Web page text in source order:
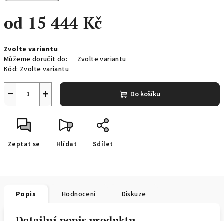
od 15 444 Kč
cena:
Zvolte variantu
Můžeme doručit do:
Zvolte variantu
Kód: Zvolte variantu
+
− Do košíku
Zeptat se Hlídat Sdílet
Popis Hodnocení Diskuze